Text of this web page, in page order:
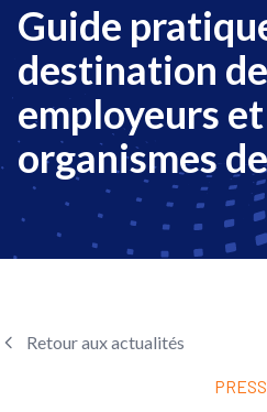
Guide
destination
employeurs
organismes
Retour aux actualités